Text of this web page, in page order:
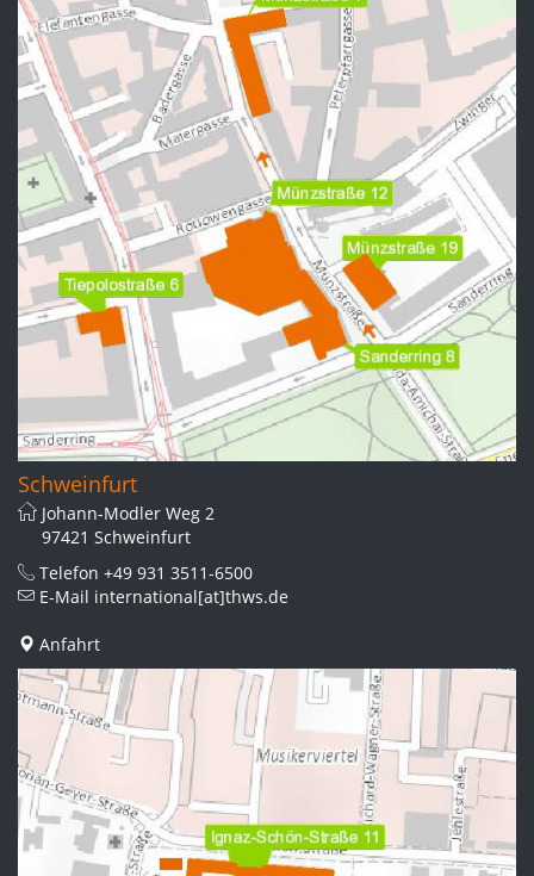
Schweinfurt
Johann-Modler Weg 2
97421 Schweinfurt
Telefon +49 931 3511-6500
E-Mail international[at]thws.de
Anfahrt